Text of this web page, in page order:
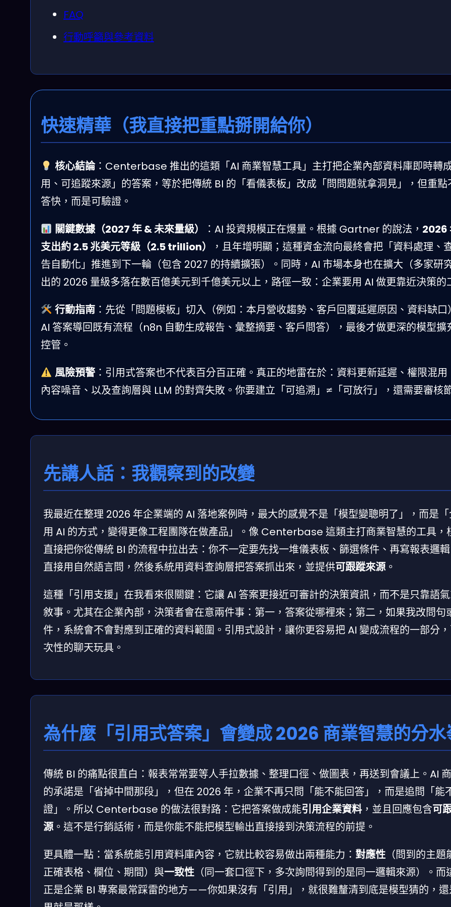
FAQ
行動呼籲與參考資料
快速精華（我直接把重點掰開給你）
核心結論：Centerbase 推出的這類「AI 商業智慧工具」主打把企業內部資料庫即時轉
用、可追蹤來源」的答案，等於把傳統 BI 的「看儀表板」改成「問問題就拿洞見」，但重點
答快，而是可驗證。
關鍵數據（2027 年 & 未來量級）
：AI 投資規模正在爆量。根據 Gartner 的說法， 2026
支出約 2.5 兆美元等級（2.5 trillion）
，且年增明顯；這種資金流向最終會把「資料處理、
告自動化」推進到下一輪（包含 2027 的持續擴張）。同時，AI 市場本身也在擴大（多家研
出的 2026 量級多落在數百億美元到千億美元以上，路徑一致：企業要用 AI 做更靠近決策的
行動指南：先從「問題模板」切入（例如：本月營收趨勢、客戶回覆延遲原因、資料缺口
AI 答案導回既有流程（n8n 自動生成報告、彙整摘要、客戶問答），最後才做更深的模型擴
控管。
風險預警：引用式答案也不代表百分百正確。真正的地雷在於：資料更新延遲、權限混用
內容噪音、以及查詢層與 LLM 的對齊失敗。你要建立「可追溯」≠「可放行」，還需要審核
先講人話：我觀察到的改變
我最近在整理 2026 年企業端的 AI 落地案例時，最大的感覺不是「模型變聰明了」，而是
用 AI 的方式，變得更像工程團隊在做產品」。像 Centerbase 這類主打商業智慧的工具，
直接把你從傳統 BI 的流程中拉出去：你不一定要先找一堆儀表板、篩選條件、再寫報表邏
直接用自然語言問，然後系統用資料查詢層把答案抓出來，並提供可跟蹤來源 。
這種「引用支援」在我看來很關鍵：它讓 AI 答案更接近可審計的決策資訊，而不是只靠語
敘事。尤其在企業內部，決策者會在意兩件事：第一，答案從哪裡來；第二，如果我改問句
件，系統會不會對應到正確的資料範圍。引用式設計，讓你更容易把 AI 變成流程的一部分
次性的聊天玩具。
為什麼「引用式答案」會變成 2026 商業智慧的分
傳統 BI 的痛點很直白：報表常常要等人手拉數據、整理口徑、做圖表，再送到會議上。AI
的承諾是「省掉中間那段」，但在 2026 年，企業不再只問「能不能回答」，而是追問「能
證」。所以 Centerbase 的做法很對路：它把答案做成能引用企業資料 ，並且回應包含可
源 。這不是行銷話術，而是你能不能把模型輸出直接接到決策流程的前提。
更具體一點：當系統能引用資料庫內容，它就比較容易做出兩種能力： 對應性 （問到的主
正確表格、欄位、期間）與一致性 （同一套口徑下，多次詢問得到的是同一邏輯來源）。而
正是企業 BI 專案最常踩雷的地方——你如果沒有「引用」，就很難釐清到底是模型猜的，